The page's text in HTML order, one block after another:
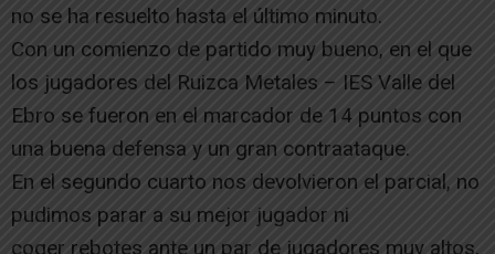
no se ha resuelto hasta el último minuto.
Con un comienzo de partido muy bueno, en el que
los jugadores del Ruizca Metales – IES Valle del
Ebro se fueron en el marcador de 14 puntos con
una buena defensa y un gran contraataque.
En el segundo cuarto nos devolvieron el parcial, no
pudimos parar a su mejor jugador ni
coger rebotes ante un par de jugadores muy altos,